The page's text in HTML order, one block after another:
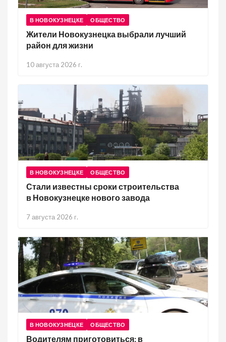
В НОВОКУЗНЕЦКЕ ОБЩЕСТВО
Жители Новокузнецка выбрали лучший
район для жизни
10 августа 2026 г.
В НОВОКУЗНЕЦКЕ ОБЩЕСТВО
Стали известны сроки строительства
в Новокузнецке нового завода
7 августа 2026 г.
В НОВОКУЗНЕЦКЕ ОБЩЕСТВО
Водителям приготовиться: в